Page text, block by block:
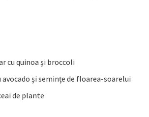
cu quinoa și broccoli
avocado și semințe de floarea-soarelui
de plante